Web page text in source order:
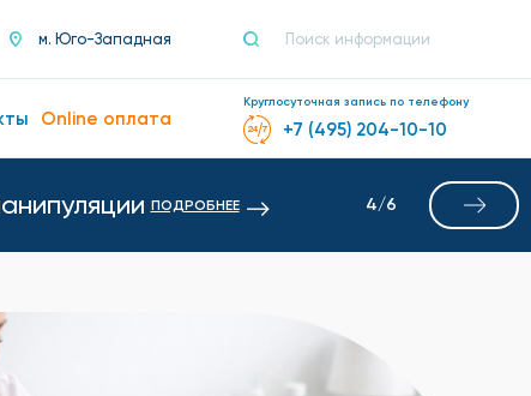
м. Юго-Западная
Online оплата
Круглосуточная запись по телефону
+7 (495) 204-10-10
ПОДРОБНЕЕ 4/6